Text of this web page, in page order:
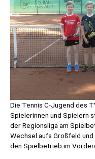
Die Tennis C-Jugend des
Spielerinnen und Spielern
der Regionsliga am
Wechsel aufs Großfeld
den Spielbetrieb im